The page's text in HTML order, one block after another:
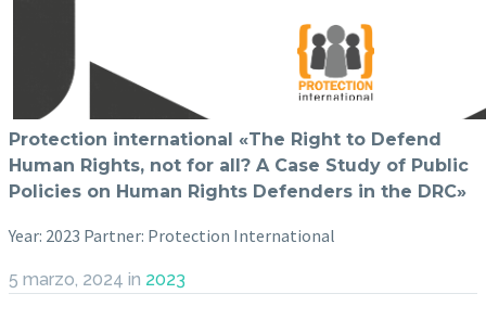
Protection international «The Right to Defend
Human Rights, not for all? A Case Study of Public
Policies on Human Rights Defenders in the DRC»
Year: 2023 Partner: Protection International
5 marzo, 2024 in 2023